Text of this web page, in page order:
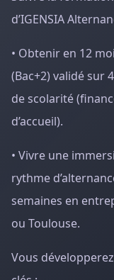
d’IGENSIA
• Obtenir en 12
(Bac+2) validé sur
de scolarité
d’accueil).
• Vivre une
rythme
semaines en
ou Toulouse.
Vous